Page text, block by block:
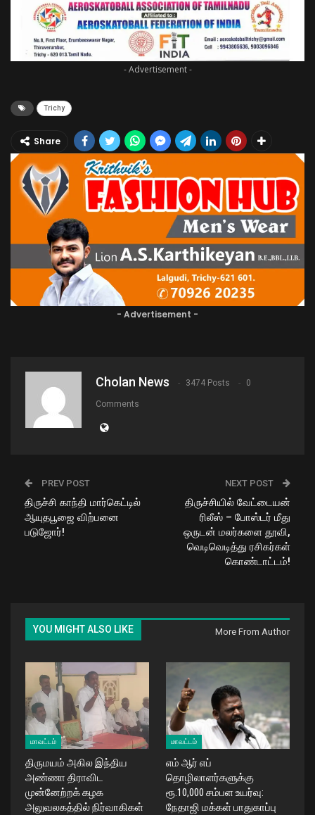
- Advertisement -
Trichy
Share
- Advertisement -
Cholan News 3474 Posts 0
Comments
PREV POST
திருச்சி காந்தி மார்கெட்டில்
ஆயுதபூஜை விற்பனை
படுஜோர்!
NEXT POST
திருச்சியில் வேட்டையன்
ரிலீஸ் – போஸ்டர் மீது
ஒருடன் மலர்களை தூவி,
வெடிவெடித்து ரசிகர்கள்
கொண்டாட்டம்!
YOU MIGHT ALSO LIKE More From Author
மாவட்டம்
திருமயம் அகில இந்திய
அண்ணா திராவிட
முன்னேற்றக் கழக
அலுவலகத்தில் நிர்வாகிகள்
மாவட்டம்
எம் ஆர் எப்
தொழிலாளர்களுக்கு
ரூ.10,000 சம்பள உயர்வு:
நேதாஜி மக்கள் பாதுகாப்பு